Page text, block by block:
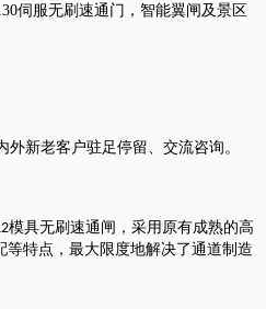
伺服无刷速通门，智能翼闸及景区
新老客户驻足停留、交流咨询。
模具无刷速通闸，采用原有成熟的高
特点，最大限度地解决了通道制造